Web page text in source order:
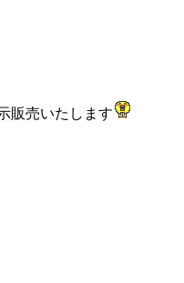
販売いたします